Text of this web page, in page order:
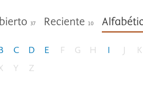
37 Reciente10
C D E F G H I J K
Y Z